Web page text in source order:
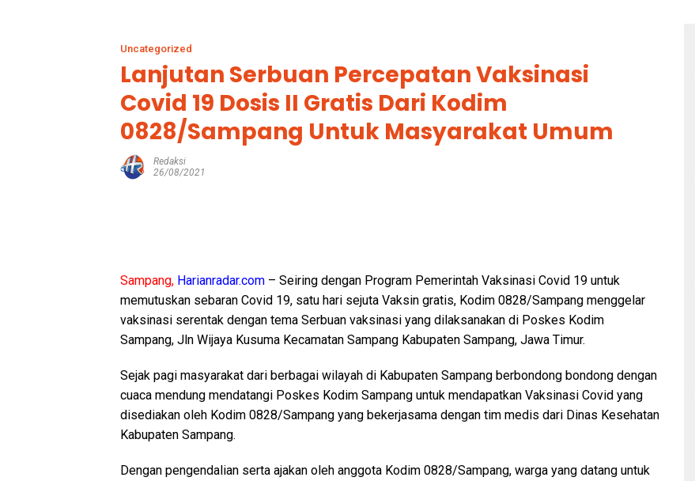
Uncategorized
Lanjutan Serbuan Percepatan Vaksinasi
Covid 19 Dosis II Gratis Dari Kodim
0828/Sampang Untuk Masyarakat Umum
Redaksi
26/08/2021
Sampang, Harianradar.com – Seiring dengan Program Pemerintah Vaksinasi Covid 19 untuk
memutuskan sebaran Covid 19, satu hari sejuta Vaksin gratis, Kodim 0828/Sampang menggelar
vaksinasi serentak dengan tema Serbuan vaksinasi yang dilaksanakan di Poskes Kodim
Sampang, Jln Wijaya Kusuma Kecamatan Sampang Kabupaten Sampang, Jawa Timur.
Sejak pagi masyarakat dari berbagai wilayah di Kabupaten Sampang berbondong bondong dengan
cuaca mendung mendatangi Poskes Kodim Sampang untuk mendapatkan Vaksinasi Covid yang
disediakan oleh Kodim 0828/Sampang yang bekerjasama dengan tim medis dari Dinas Kesehatan
Kabupaten Sampang.
Dengan pengendalian serta ajakan oleh anggota Kodim 0828/Sampang, warga yang datang untuk